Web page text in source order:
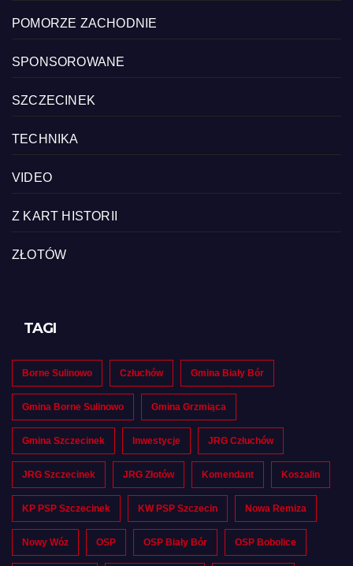
POMORZE ZACHODNIE
SPONSOROWANE
SZCZECINEK
TECHNIKA
VIDEO
Z KART HISTORII
ZŁOTÓW
TAGI
Borne Sulinowo Człuchów Gmina Biały Bór
Gmina Borne Sulinowo Gmina Grzmiąca
Gmina Szczecinek Inwestycje JRG Człuchów
JRG Szczecinek JRG Złotów Komendant Koszalin
KP PSP Szczecinek KW PSP Szczecin Nowa Remiza
Nowy Wóz OSP OSP Biały Bór OSP Bobolice